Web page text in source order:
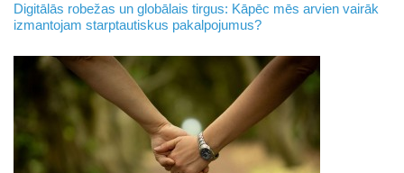
Digitālās robežas un globālais tirgus: Kāpēc mēs arvien vairāk
izmantojam starptautiskus pakalpojumus?